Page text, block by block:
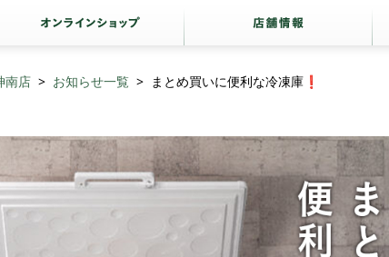
南店 お知らせ一覧 まとめ買いに便利な冷凍庫❗